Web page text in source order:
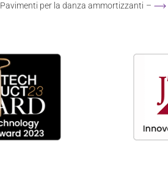
Pavimenti per la danza ammortizzanti –